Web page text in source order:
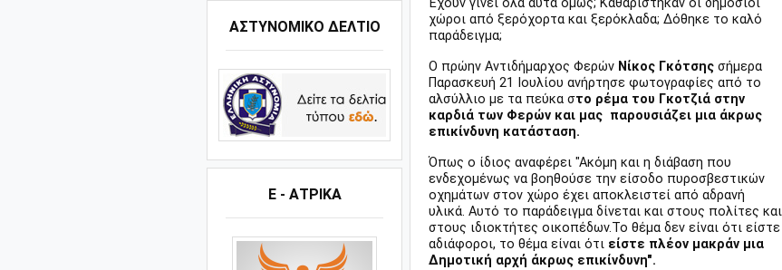
ΑΣΤΥΝΟΜΙΚΟ ΔΕΛΤΙΟ
Ε - ΑΤΡΙΚΑ
Έχουν γίνει όλα αυτά όμως; Καθαρίστηκαν οι δημόσιοι
χώροι από ξερόχορτα και ξερόκλαδα; Δόθηκε το καλό
παράδειγμα;
Ο πρώην Αντιδήμαρχος Φερών Νίκος Γκότσης σήμερα
Παρασκευή 21 Ιουλίου ανήρτησε φωτογραφίες από το
αλσύλλιο με τα πεύκα στο ρέμα του Γκοτζιά στην
καρδιά των Φερών και μας παρουσιάζει μια άκρως
επικίνδυνη κατάσταση.
Όπως ο ίδιος αναφέρει "Ακόμη και η διάβαση που
ενδεχομένως να βοηθούσε την είσοδο πυροσβεστικών
οχημάτων στον χώρο έχει αποκλειστεί από αδρανή
υλικά. Αυτό το παράδειγμα δίνεται και στους πολίτες και
στους ιδιοκτήτες οικοπέδων.Το θέμα δεν είναι ότι είστε
αδιάφοροι, το θέμα είναι ότι είστε πλέον μακράν μια
Δημοτική αρχή άκρως επικίνδυνη".